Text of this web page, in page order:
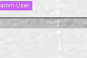
User